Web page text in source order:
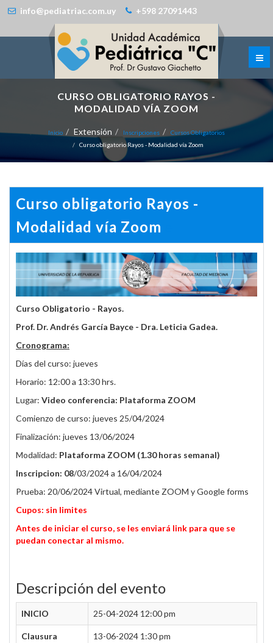
info@pediatriac.com.uy +598 27091443
CURSO OBLIGATORIO RAYOS -
MODALIDAD VÍA ZOOM
Inicio Extensión Inscripciones
Cursos Obligatorios
Curso obligatorio Rayos - Modalidad vía Zoom
Curso obligatorio Rayos -
Modalidad vía Zoom
Curso Obligatorio - Rayos.
Prof. Dr. Andrés García Bayce - Dra. Leticia Gadea.
Cronograma:
Días del curso: jueves
Horario: 12:00 a 13:30 hrs.
Lugar: Video conferencia: Plataforma ZOOM
Comienzo de curso: jueves 25/04/2024
Finalización: jueves 13/06/2024
Modalidad: Plataforma ZOOM (1.30 horas semanal)
Inscripcion: 08/03/2024 a 16/04/2024
Prueba: 20/06/2024 Virtual, mediante ZOOM y Google forms
Cupos: sin limites
Antes de iniciar el curso, se les enviará link para que se
puedan conectar al mismo.
Descripción del evento
INICIO 25-04-2024 12:00 pm
Clausura 13-06-2024 1:30 pm